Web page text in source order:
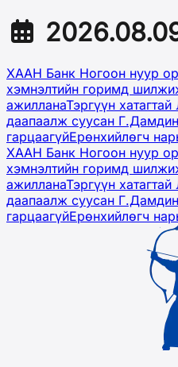
ХААН Банк Ногоон нуур
хэмнэлтийн горимд
ажилланаТэргүүн
даапаалж суусан
гарцаагүйЕрөнхийлөгч
ХААН Банк Ногоон нуур
хэмнэлтийн горимд
ажилланаТэргүүн
даапаалж суусан
гарцаагүйЕрөнхийлөгч